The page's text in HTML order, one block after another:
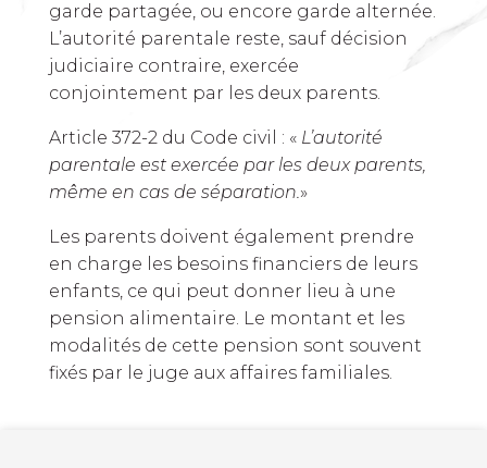
garde partagée, ou encore garde alternée.
L’autorité parentale reste, sauf décision
judiciaire contraire, exercée
conjointement par les deux parents.
Article 372-2 du Code civil : « L’autorité
parentale est exercée par les deux parents,
même en cas de séparation.»
Les parents doivent également prendre
en charge les besoins financiers de leurs
enfants, ce qui peut donner lieu à une
pension alimentaire. Le montant et les
modalités de cette pension sont souvent
fixés par le juge aux affaires familiales.